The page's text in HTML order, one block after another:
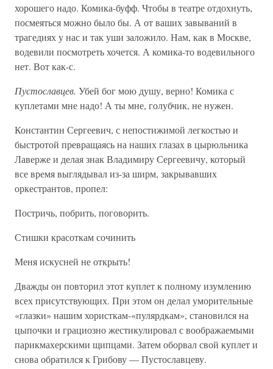
хорошего надо. Комика-буфф. Чтобы в театре отдохнуть,
посмеяться можно было бы. А от ваших завываний в
трагедиях у нас и так уши заложило. Нам, как в Москве,
водевили посмотреть хочется. А комика-то водевильного
нет. Вот как-с.
Пустославцев. Убей бог мою душу, верно! Комика с
куплетами мне надо! А ты мне, голубчик, не нужен.
Константин Сергеевич, с непостижимой легкостью и
быстротой превращаясь на наших глазах в цырюльника
Лаверже и делая знак Владимиру Сергеевичу, который
все время выглядывал из-за ширм, закрывавших
оркестрантов, пропел:
Постричь, побрить, поговорить.
Стишки красоткам сочинить
Меня искусней не открыть!
Дважды он повторил этот куплет к полному изумлению
всех присутствующих. При этом он делал уморительные
«глазки» нашим хористкам-«пулярдкам», становился на
цыпочки и грациозно жестикулировал с воображаемыми
парикмахерскими щипцами. Затем оборвал свой куплет и
снова обратился к Грибову — Пустославцеву.